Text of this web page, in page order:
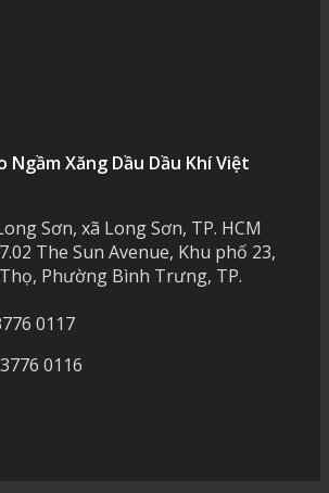
Ngầm Xăng Dầu Dầu Khí Việt
Sơn, xã Long Sơn, TP. HCM
The Sun Avenue, Khu phố 23,
Phường Bình Trưng, TP.
0117
0116